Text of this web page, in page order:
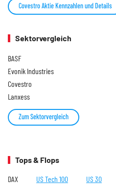
Covestro Aktie Kennzahlen und Details
Sektorvergleich
BASF
Evonik Industries
Covestro
Lanxess
Zum Sektorvergleich
Tops & Flops
DAX US Tech 100 US 30